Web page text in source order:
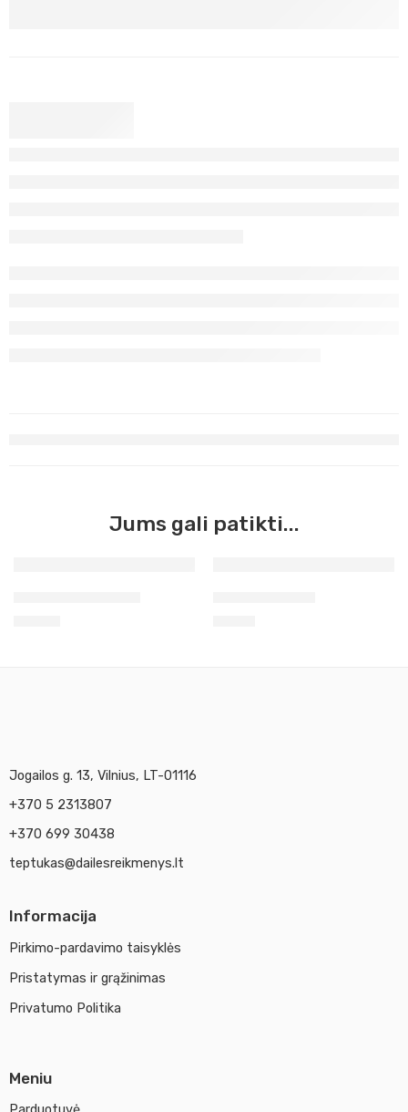
Jums gali patikti...
Jogailos g. 13, Vilnius, LT-01116
+370 5 2313807
+370 699 30438
teptukas@dailesreikmenys.lt
Informacija
Pirkimo-pardavimo taisyklės
Pristatymas ir grąžinimas
Privatumo Politika
Meniu